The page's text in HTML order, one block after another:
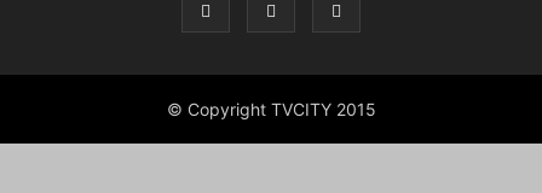
© Copyright TVCITY 2015